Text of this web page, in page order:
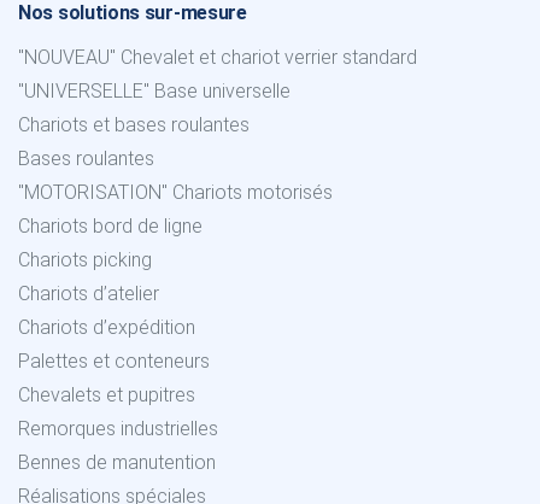
Nos solutions sur-mesure
"NOUVEAU" Chevalet et chariot verrier standard
"UNIVERSELLE" Base universelle
Chariots et bases roulantes
Bases roulantes
"MOTORISATION" Chariots motorisés
Chariots bord de ligne
Chariots picking
Chariots d’atelier
Chariots d’expédition
Palettes et conteneurs
Chevalets et pupitres
Remorques industrielles
Bennes de manutention
Réalisations spéciales